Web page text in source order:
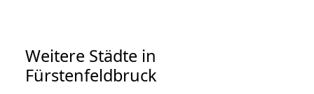
Weitere Städte in
Fürstenfeldbruck